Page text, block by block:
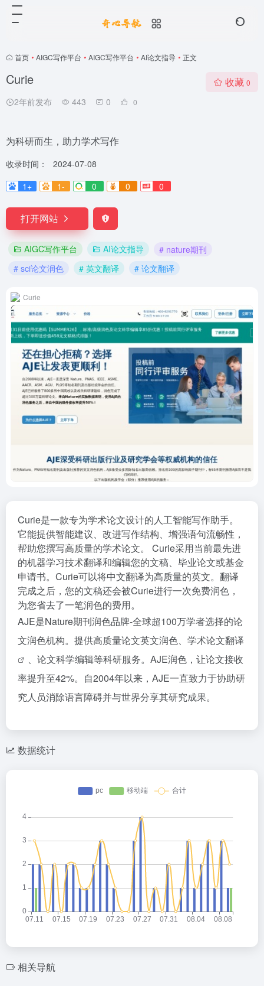
首页 • AIGC写作平台 • AIGC写作平台 • AI论文指导 • 正文
Curie
2年前发布 443 0 0
收藏 0
为科研而生，助力学术写作
收录时间：
2024-07-08
1+
1- 0 0 0
打开网站
AIGC写作平台 AI论文指导
# nature期刊
# sci论文润色
# 英文翻译 # 论文翻译
Curie
Curie是一款专为学术论文设计的人工智能写作助手。
它能提供智能建议、改进写作结构、增强语句流畅性，
帮助您撰写高质量的学术论文。 Curie采用当前最先进
的机器学习技术翻译和编辑您的文稿、毕业论文或基金
申请书。Curie可以将中文翻译为高质量的英文。翻译
完成之后，您的文稿还会被Curie进行一次免费润色，
为您省去了一笔润色的费用。
AJE是Nature期刊润色品牌-全球超100万学者选择的论
文润色机构。提供高质量论文英文润色、学术论文翻译
、论文科学编辑等科研服务。AJE润色，让论文接收
率提升至42%。自2004年以来，AJE一直致力于协助研
究人员消除语言障碍并与世界分享其研究成果。
数据统计
相关导航